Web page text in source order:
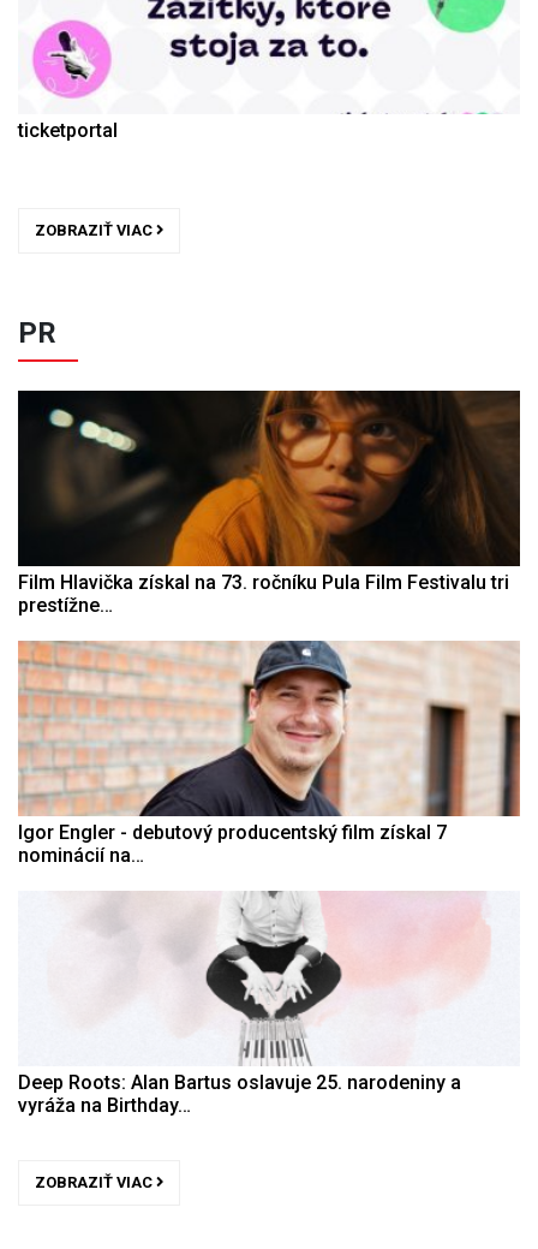
ticketportal
ZOBRAZIŤ VIAC
PR
Film Hlavička získal na 73. ročníku Pula Film Festivalu tri
prestížne…
Igor Engler - debutový producentský film získal 7
nominácií na…
Deep Roots: Alan Bartus oslavuje 25. narodeniny a
vyráža na Birthday…
ZOBRAZIŤ VIAC